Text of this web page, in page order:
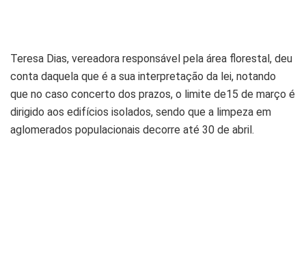
Teresa Dias, vereadora responsável pela área florestal, deu
conta daquela que é a sua interpretação da lei, notando
que no caso concerto dos prazos, o limite de15 de março é
dirigido aos edifícios isolados, sendo que a limpeza em
aglomerados populacionais decorre até 30 de abril.